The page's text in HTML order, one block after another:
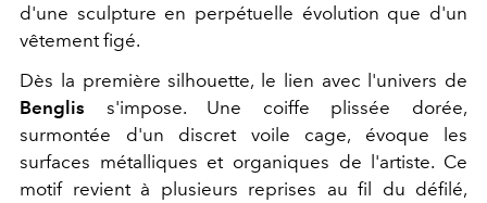
d'une sculpture en perpétuelle évolution que d'un
vêtement figé.
Dès la première silhouette, le lien avec l'univers de
Benglis s'impose. Une coiffe plissée dorée,
surmontée d'un discret voile cage, évoque les
surfaces métalliques et organiques de l'artiste. Ce
motif revient à plusieurs reprises au fil du défilé,